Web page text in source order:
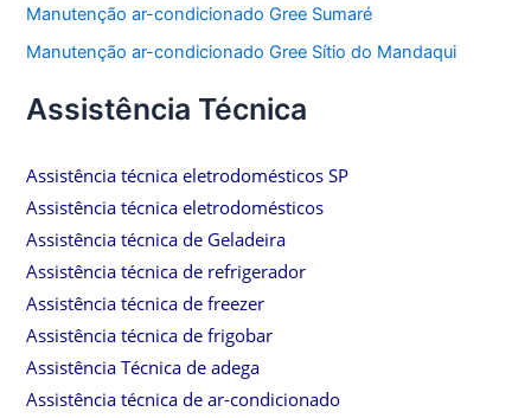
Manutenção ar-condicionado Gree Sumaré
Manutenção ar-condicionado Gree Sítio do Mandaqui
Assistência Técnica
Assistência técnica eletrodomésticos SP
Assistência técnica eletrodomésticos
Assistência técnica de Geladeira
Assistência técnica de refrigerador
Assistência técnica de freezer
Assistência técnica de frigobar
Assistência Técnica de adega
Assistência técnica de ar-condicionado